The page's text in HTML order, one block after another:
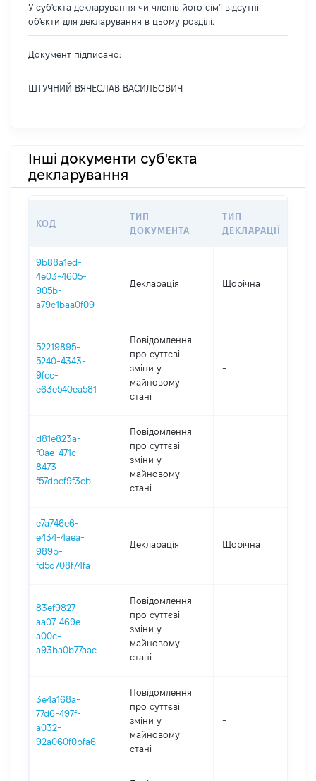
У суб'єкта декларування чи членів його сім'ї відсутні
об'єкти для декларування в цьому розділі.
Документ підписано:
ШТУЧНИЙ ВЯЧЕСЛАВ ВАСИЛЬОВИЧ
Інші документи суб'єкта
декларування
КОД
ТИП
ДОКУМЕНТА
ТИП
ДЕКЛАРАЦІЇ
9b88a1ed-
4e03-4605-
905b-
a79c1baa0f09
Декларація Щорічна
52219895-
5240-4343-
9fcc-
e63e540ea581
Повідомлення
про суттєві
зміни y
майновому
стані
-
d81e823a-
f0ae-471c-
8473-
f57dbcf9f3cb
Повідомлення
про суттєві
зміни y
майновому
стані
-
e7a746e6-
e434-4aea-
989b-
fd5d708f74fa
Декларація Щорічна
83ef9827-
aa07-469e-
a00c-
a93ba0b77aac
Повідомлення
про суттєві
зміни y
майновому
стані
-
3e4a168a-
77d6-497f-
a032-
92a060f0bfa6
Повідомлення
про суттєві
зміни y
майновому
стані
-